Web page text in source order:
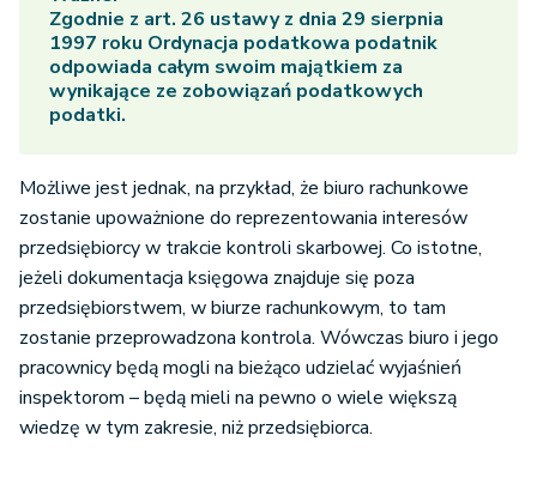
Zgodnie z art. 26 ustawy z dnia 29 sierpnia
1997 roku Ordynacja podatkowa podatnik
odpowiada całym swoim majątkiem za
wynikające ze zobowiązań podatkowych
podatki.
Możliwe jest jednak, na przykład, że biuro rachunkowe
zostanie upoważnione do reprezentowania interesów
przedsiębiorcy w trakcie kontroli skarbowej. Co istotne,
jeżeli dokumentacja księgowa znajduje się poza
przedsiębiorstwem, w biurze rachunkowym, to tam
zostanie przeprowadzona kontrola. Wówczas biuro i jego
pracownicy będą mogli na bieżąco udzielać wyjaśnień
inspektorom – będą mieli na pewno o wiele większą
wiedzę w tym zakresie, niż przedsiębiorca.